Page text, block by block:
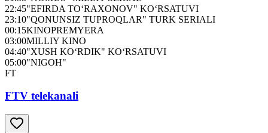
22:45"EFIRDA TO‘RAXONOV" KO‘RSATUVI
23:10"QONUNSIZ TUPROQLAR" TURK SERIALI
00:15KINOPREMYERA
03:00MILLIY KINO
04:40"XUSH KO‘RDIK" KO‘RSATUVI
05:00"NIGOH"
FT
FTV telekanali